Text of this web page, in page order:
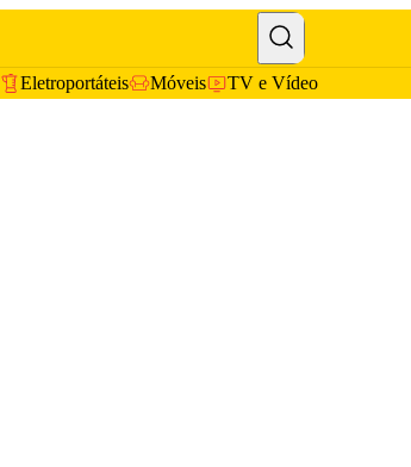
Eletroportáteis Móveis TV e Vídeo